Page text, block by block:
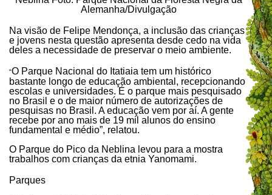
Alemanha/Divulgação
Na visão de Felipe Mendonça, a inclusão das crianças
e jovens nesta questão apresenta desde cedo na vida
deles a necessidade de preservar o meio ambiente.
“O Parque Nacional do Itatiaia tem um histórico
bastante longo de educação ambiental, recepcionando
escolas e universidades. É o parque mais pesquisado
no Brasil e o de maior número de autorizações de
pesquisas no Brasil. A educação vem por aí. A gente
recebe por ano mais de 19 mil alunos do ensino
fundamental e médio”, relatou.
O Parque do Pico da Neblina levou para a mostra
trabalhos com crianças da etnia Yanomami.
Parques